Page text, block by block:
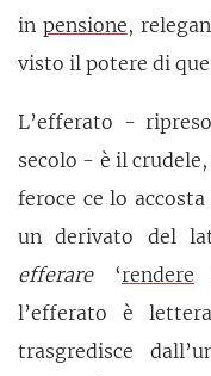
in pensione,
visto il potere di
L’efferato -
secolo - è il
feroce ce lo accosta
un derivato del
efferare‘rendere
l’efferato è
trasgredisce